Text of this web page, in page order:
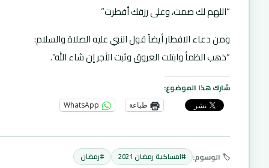
“اللهم لك صمت، وعلى رزقك أفطرت”
ومن دعاء الافطار أيضاً قول النبي عليه الصلاة والسلام:
“ذهب الظمأ وابتلت العروق وثبت الأجر إن شاء الله”.
شارك هذا الموضوع:
طباعة WhatsApp
🏷️ الوسوم: #امساكية رمضان 2021 #رمضان